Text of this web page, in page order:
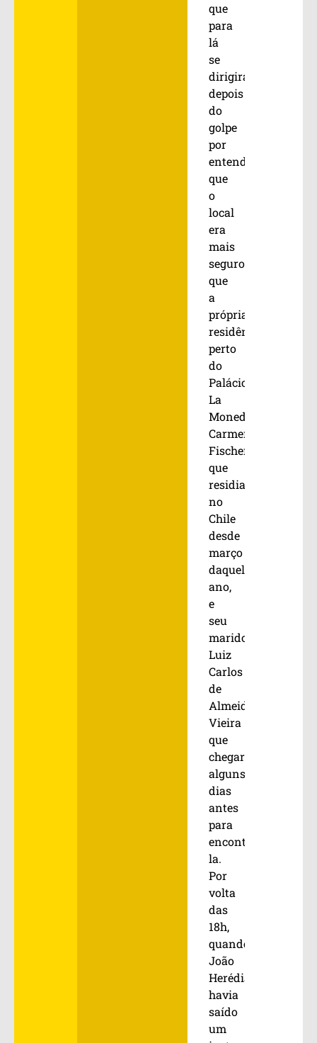
que
para
lá
se
dirigiram
depois
do
golpe
por
entender
que
o
local
era
mais
seguro
que
a
própria
residência,
perto
do
Palácio
La
Moneda;
Carmen
Fischer,
que
residia
no
Chile
desde
março
daquele
ano,
e
seu
marido
Luiz
Carlos
de
Almeida
Vieira
que
chegara
alguns
dias
antes
para
encontrá-
la.
Por
volta
das
18h,
quando
João
Herédia
havia
saído
um